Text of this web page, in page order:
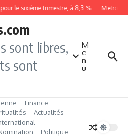
le sixième trimestre, à 8,3 %
sont libres,
sont
M
e
n
u
Finance
Actualités
Politique